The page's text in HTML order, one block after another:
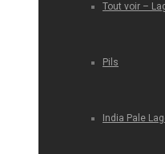
Tout voir –
Pils
India Pale